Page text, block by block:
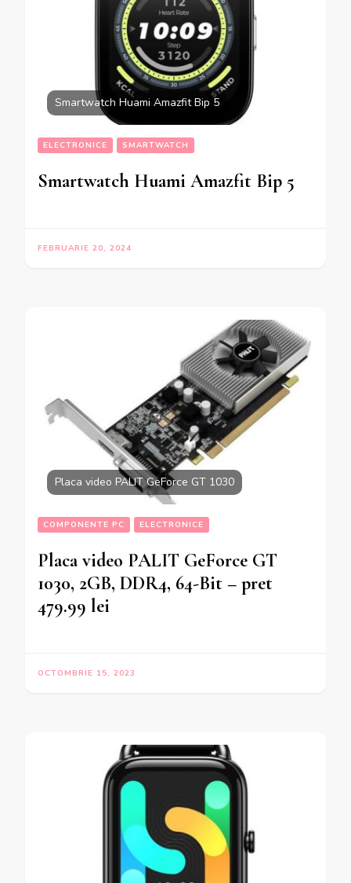
Smartwatch Huami Amazfit Bip 5
ELECTRONICE SMARTWATCH
Smartwatch Huami Amazfit Bip 5
FEBRUARIE 20, 2024
Placa video PALIT GeForce GT 1030
COMPONENTE PC ELECTRONICE
Placa video PALIT GeForce GT
1030, 2GB, DDR4, 64-Bit – pret
479.99 lei
OCTOMBRIE 15, 2023